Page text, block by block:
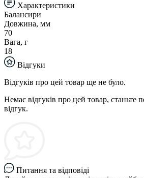
Характеристики
Балансири
Довжина, мм
70
Вага, г
18
Відгуки
Відгуків про цей товар ще не було.
Немає відгуків про цей товар, станьте
відгук.
Питання та відповіді